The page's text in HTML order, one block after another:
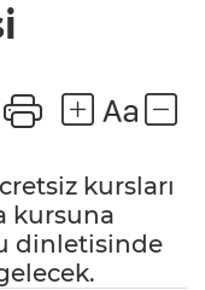
kursları
kursuna
dinletisinde